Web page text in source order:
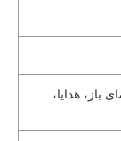
باز، هدایا،